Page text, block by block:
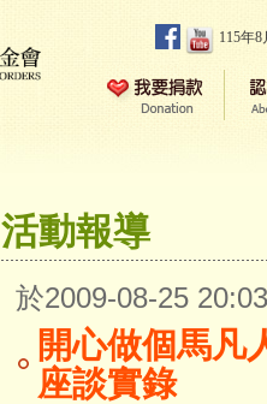
115年
活動報導
於2009-08-25
開心做個馬凡
座談實錄